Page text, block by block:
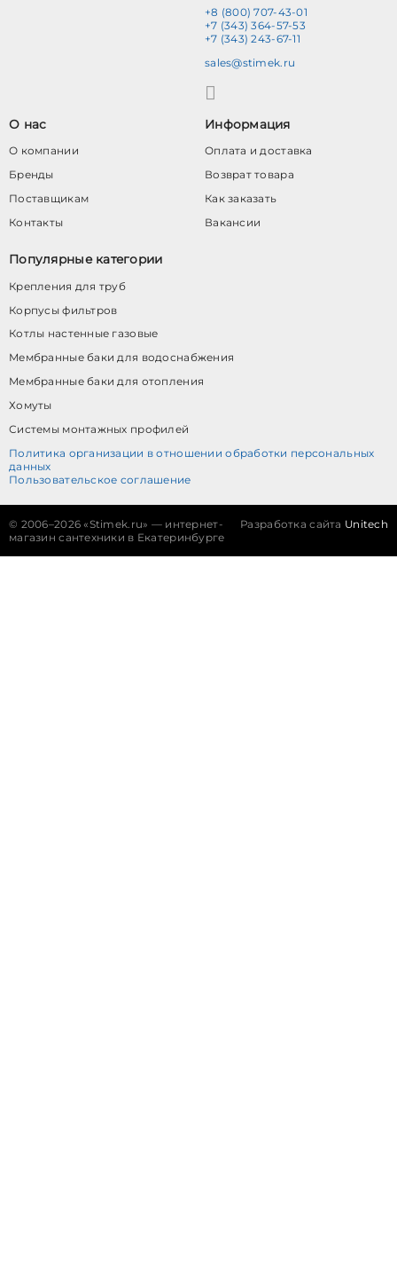
+8 (800) 707-43-01
+7 (343) 364-57-53
+7 (343) 243-67-11
sales@stimek.ru
О нас
О компании
Бренды
Поставщикам
Контакты
Информация
Оплата и доставка
Возврат товара
Как заказать
Вакансии
Популярные категории
Крепления для труб
Корпусы фильтров
Котлы настенные газовые
Мембранные баки для водоснабжения
Мембранные баки для отопления
Хомуты
Системы монтажных профилей
Политика организации в отношении обработки персональных
данных
Пользовательское соглашение
© 2006–2026 «Stimek.ru» — интернет-
магазин сантехники в Екатеринбурге
Разработка сайта Unitech